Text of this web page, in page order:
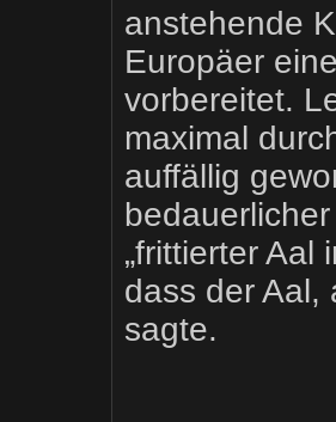
anstehende
Europäer
vorbereitet.
maximal
auffällig
„frittierter Aal
dass der Aal,
sagte.